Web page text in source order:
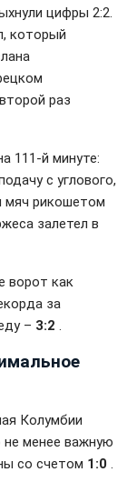
цифры 2:2.
который
раз
111-й минуте:
с углового,
мяч рикошетом
залетел в
ворот как
за
– 3:2
Колумбии
не менее важную
со счетом 1:0